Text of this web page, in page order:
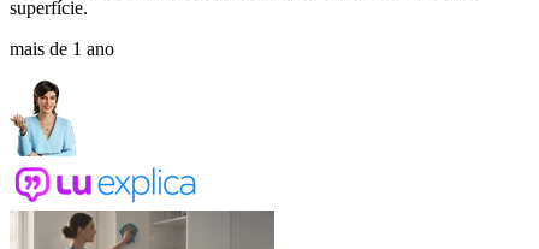
superfície.
mais de 1 ano